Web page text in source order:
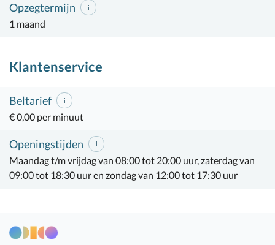
Opzegtermijn
1 maand
Klantenservice
Beltarief
€ 0,00 per minuut
Openingstijden
Maandag t/m vrijdag van 08:00 tot 20:00 uur, zaterdag van
09:00 tot 18:30 uur en zondag van 12:00 tot 17:30 uur